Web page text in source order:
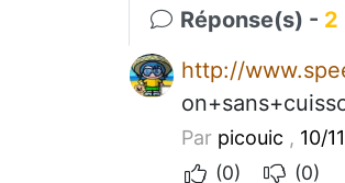
Réponse(s) - 2
http://
Par picouic , 10/
(0)
(0)